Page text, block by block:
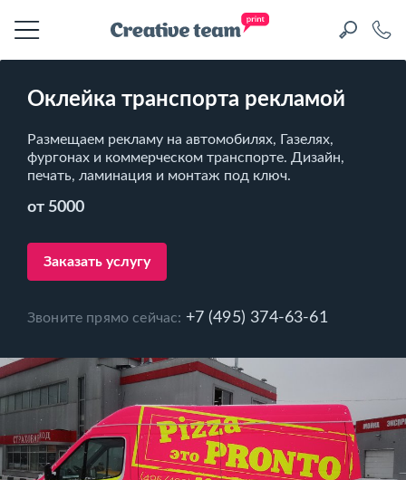
Оклейка транспорта рекламой
Размещаем рекламу на автомобилях, Газелях,
фургонах и коммерческом транспорте. Дизайн,
печать, ламинация и монтаж под ключ.
от 5000
Заказать услугу
Звоните прямо сейчас: +7 (495) 374-63-61